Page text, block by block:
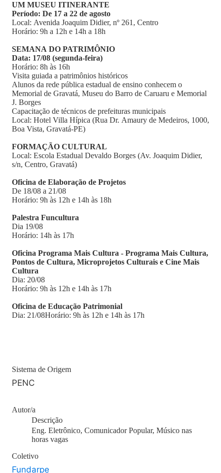
UM MUSEU ITINERANTE
Período: De 17 a 22 de agosto
Local: Avenida Joaquim Didier, nº 261, Centro
Horário: 9h a 12h e 14h a 18h
SEMANA DO PATRIMÔNIO
Data: 17/08 (segunda-feira)
Horário: 8h às 16h
Visita guiada a patrimônios históricos
Alunos da rede pública estadual de ensino conhecem o
Memorial de Gravatá, Museu do Barro de Caruaru e Memorial
J. Borges
Capacitação de técnicos de prefeituras municipais
Local: Hotel Villa Hípica (Rua Dr. Amaury de Medeiros, 1000,
Boa Vista, Gravatá-PE)
FORMAÇÃO CULTURAL
Local: Escola Estadual Devaldo Borges (Av. Joaquim Didier,
s/n, Centro, Gravatá)
Oficina de Elaboração de Projetos
De 18/08 a 21/08
Horário: 9h às 12h e 14h às 18h
Palestra Funcultura
Dia 19/08
Horário: 14h às 17h
Oficina Programa Mais Cultura - Programa Mais Cultura,
Pontos de Cultura, Microprojetos Culturais e Cine Mais
Cultura
Dia: 20/08
Horário: 9h às 12h e 14h às 17h
Oficina de Educação Patrimonial
Dia: 21/08Horário: 9h às 12h e 14h às 17h
Sistema de Origem
PENC
Autor/a
Descrição
Eng. Eletrônico, Comunicador Popular, Músico nas
horas vagas
Coletivo
Fundarpe